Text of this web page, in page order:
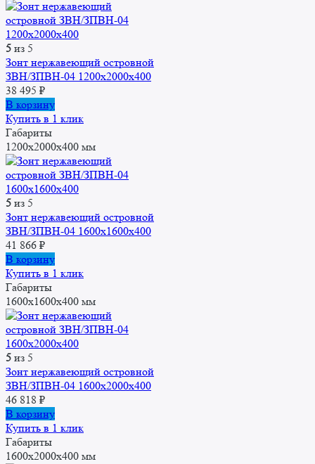
5 из 5
Зонт нержавеющий островной
ЗВН/ЗПВН-04 1200х2000х400
38 495 ₽
В корзину
Купить в 1 клик
Габариты
1200x2000x400 мм
5 из 5
Зонт нержавеющий островной
ЗВН/ЗПВН-04 1600х1600х400
41 866 ₽
В корзину
Купить в 1 клик
Габариты
1600x1600x400 мм
5 из 5
Зонт нержавеющий островной
ЗВН/ЗПВН-04 1600х2000х400
46 818 ₽
В корзину
Купить в 1 клик
Габариты
1600x2000x400 мм